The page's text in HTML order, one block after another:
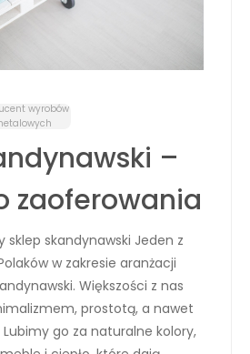
wyrobów
–
zaoferowania
sklep skandynawski Jeden z
w zakresie aranżacji
Większości z nas
prostotą, a nawet
go za naturalne kolory,